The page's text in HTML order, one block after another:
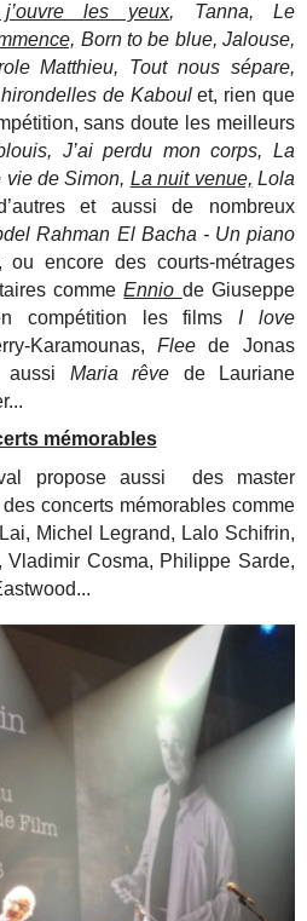
les yeux, Tanna, Le
Born to be blue, Jalouse,
Matthieu, Tout nous sépare,
de Kaboulet, rien que
sans doute les meilleurs
J’ai perdu mon corps, La
de Simon, La nuit venue, Lola
et aussi de nombreux
Rahman El Bacha - Un piano
ou encore des courts-métrages
comme Ennio de Giuseppe
compétition les films I love
Karamounas, Fleede Jonas
aussi Maria rêve de Lauriane
mémorables
propose aussi des master
concerts mémorables comme
Michel Legrand, Lalo Schifrin,
Vladimir Cosma, Philippe Sarde,